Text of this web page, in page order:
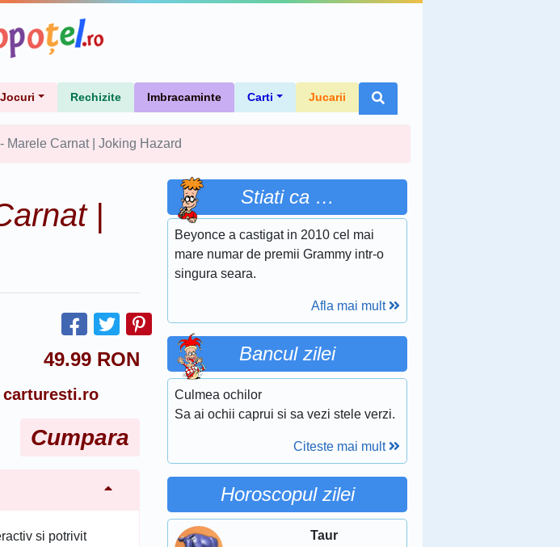
Jocuri Rechizite Imbracaminte Carti Jucarii
Marele Carnat | Joking Hazard
|
49.99 RON
carturesti.ro
Cumpara
si potrivit
Stiati ca …
Beyonce a castigat in 2010 cel mai
mare numar de premii Grammy intr-o
singura seara.
Afla mai mult
Bancul zilei
Culmea ochilor
Sa ai ochii caprui si sa vezi stele verzi.
Citeste mai mult
Horoscopul zilei
Taur